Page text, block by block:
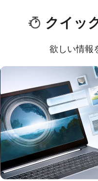
クイッ
欲しい情報